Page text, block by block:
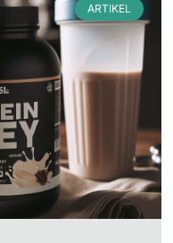
ARTIKEL